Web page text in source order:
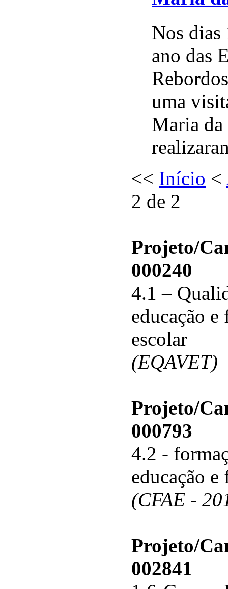
Nos dias
ano das
uma
Maria da
<< Início <
2 de 2
Projeto/
000240
4.1 –
educação e
escolar
(EQAVET)
Projeto/
000793
4.2 -
educação e
(CFAE -
Projeto/
002841